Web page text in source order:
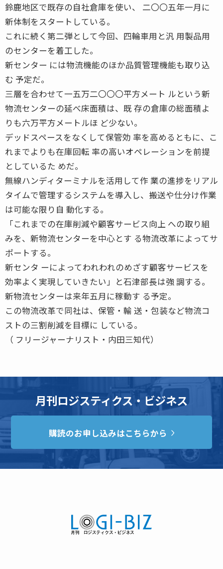
鈴鹿地区で既存の自社倉庫を使い、 二〇〇五年一月に
新体制をスタートしている。
これに続く第二弾として今回、四輪車用と汎 用製品用
のセンターを着工した。
新センター には物流機能のほか品質管理機能も取り込
む 予定だ。
三層を合わせて一五万二〇〇〇平方メート ルという新
物流センターの延べ床面積は、既 存の倉庫の総面積よ
りも六万平方メートルほ ど少ない。
デッドスペースをなくして保管効 率を高めるともに、こ
れまでよりも在庫回転 率の高いオペレーションを前提
としているた めだ。
無線ハンディターミナルを活用して作 業の進捗をリアル
タイムで管理するシステムを導入し、搬送や仕分け作業
は可能な限り自 動化する。
「これまでの在庫削減や顧客サービス向上 への取り組
みを、新物流センターを中心とす る物流改革によってサ
ポートする。
新センタ ーによってわれわれのめざす顧客サービスを
効率よく実現していきたい」と石津部長は強 調する。
新物流センターは来年五月に稼動す る予定。
この物流改革で同社は、保管・輸 送・包装など物流コ
ストの三割削減を目標に している。
（ フリージャーナリスト・内田三知代）
月刊ロジスティクス・ビジネス
購読のお申し込みはこちらから